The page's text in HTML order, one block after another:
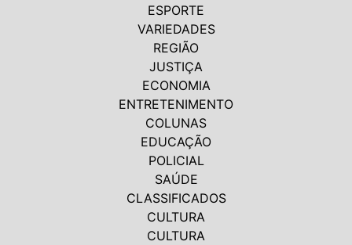
ESPORTE
VARIEDADES
REGIÃO
JUSTIÇA
ECONOMIA
ENTRETENIMENTO
COLUNAS
EDUCAÇÃO
POLICIAL
SAÚDE
CLASSIFICADOS
CULTURA
CULTURA